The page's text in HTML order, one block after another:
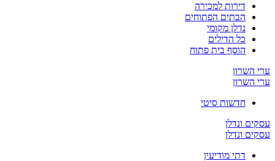
דירות למכירה
הבתים הפתוחים
נדלן מקומי
כל הדילים
הוסף בית פתוח
השרון
השרון
חדשות סיטי
ונדלן
ונדלן
דתי מודיעין